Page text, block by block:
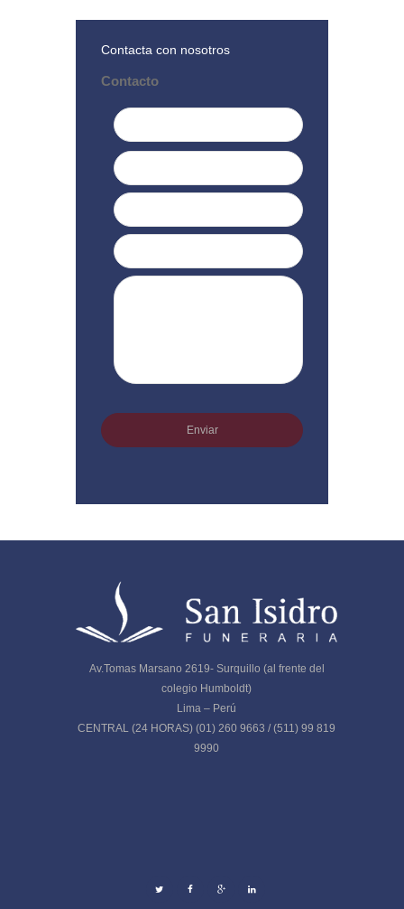
Contacta con nosotros
Contacto
Av.Tomas Marsano 2619- Surquillo (al frente del
colegio Humboldt)
Lima – Perú
CENTRAL (24 HORAS) (01) 260 9663 / (511) 99 819
9990